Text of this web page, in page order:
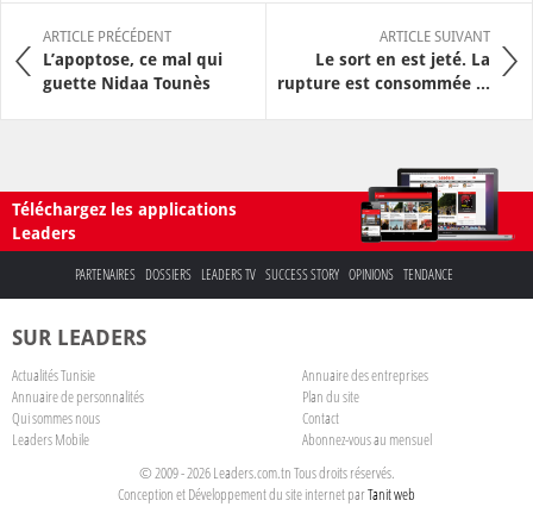
ARTICLE PRÉCÉDENT
L’apoptose, ce mal qui
guette Nidaa Tounès
ARTICLE SUIVANT
Le sort en est jeté. La
rupture est consommée ...
Téléchargez les applications
Leaders
PARTENAIRES DOSSIERS LEADERS TV SUCCESS STORY OPINIONS TENDANCE
SUR LEADERS
Actualités Tunisie
Annuaire des entreprises
Annuaire de personnalités
Plan du site
Qui sommes nous
Contact
Leaders Mobile
Abonnez-vous au mensuel
© 2009 - 2026 Leaders.com.tn Tous droits réservés.
Conception et Développement du site internet parTanit web